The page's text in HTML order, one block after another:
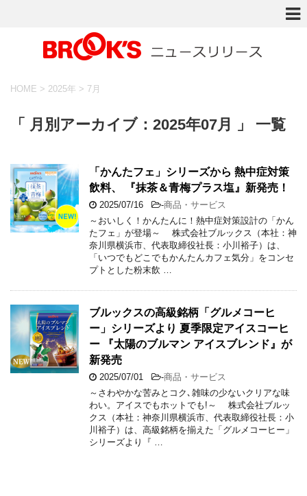
HOME > 2025年 > 7月
「 月別アーカイブ：2025年07月 」 一覧
「かんたフェ」シリーズから 熱中症対策
飲料、 『抹茶＆青梅プラス塩』新発売！
2025/07/16 -商品・サービス
～おいしく！かんたんに！熱中症対策設計の「かん
たフェ」が登場～ 株式会社ブルックス（本社：神
奈川県横浜市、代表取締役社長：小川裕子）は、
「いつでもどこでもかんたんカフェ気分」をコンセ
プトとした粉末飲 …
ブルックスの高級銘柄「グルメコーヒ
ー」シリーズより 夏季限定アイスコーヒ
ー 『太陽のブルマン アイスブレンド』が
新発売
2025/07/01 -商品・サービス
～さわやかな苦みとコク､雑味の少ないクリアな味
わい。アイスでもホットでも!～ 株式会社ブルッ
クス（本社：神奈川県横浜市、代表取締役社長：小
川裕子）は、高級銘柄を揃えた「グルメコーヒー」
シリーズより『 …